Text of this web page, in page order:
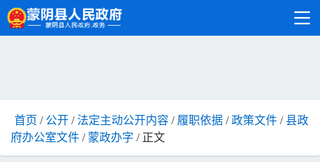
首页 / 公开 /法定主动公开内容 / 履职依据 /政策文件 / 县政
府办公室文件 / 蒙政办字 / 正文